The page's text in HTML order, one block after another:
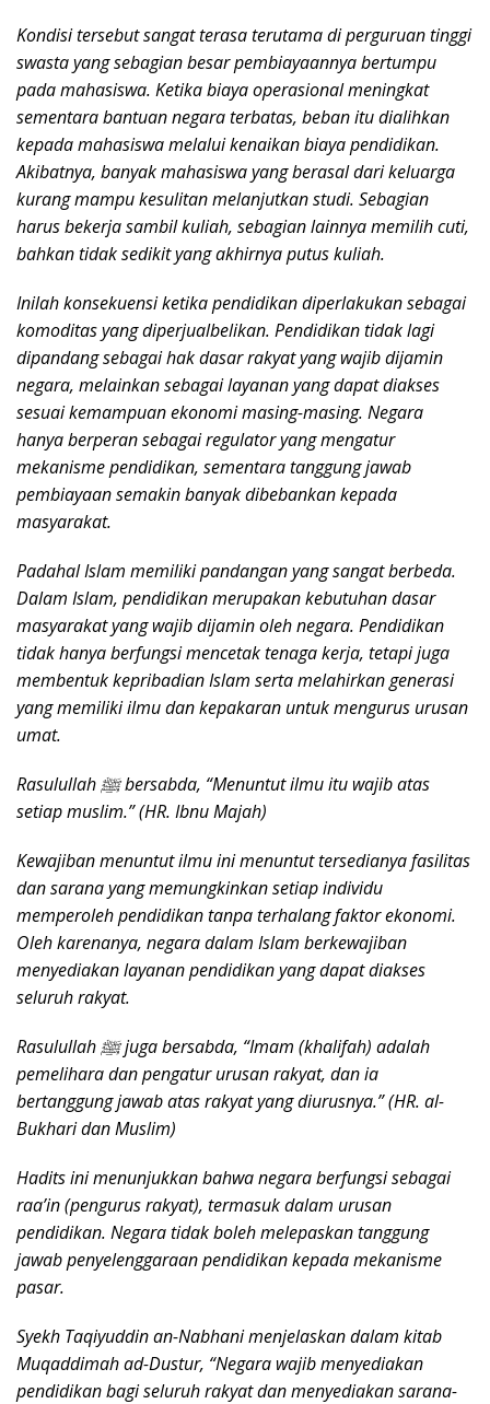
Kondisi tersebut sangat terasa terutama di perguruan tinggi
swasta yang sebagian besar pembiayaannya bertumpu
pada mahasiswa. Ketika biaya operasional meningkat
sementara bantuan negara terbatas, beban itu dialihkan
kepada mahasiswa melalui kenaikan biaya pendidikan.
Akibatnya, banyak mahasiswa yang berasal dari keluarga
kurang mampu kesulitan melanjutkan studi. Sebagian
harus bekerja sambil kuliah, sebagian lainnya memilih cuti,
bahkan tidak sedikit yang akhirnya putus kuliah.
Inilah konsekuensi ketika pendidikan diperlakukan sebagai
komoditas yang diperjualbelikan. Pendidikan tidak lagi
dipandang sebagai hak dasar rakyat yang wajib dijamin
negara, melainkan sebagai layanan yang dapat diakses
sesuai kemampuan ekonomi masing-masing. Negara
hanya berperan sebagai regulator yang mengatur
mekanisme pendidikan, sementara tanggung jawab
pembiayaan semakin banyak dibebankan kepada
masyarakat.
Padahal Islam memiliki pandangan yang sangat berbeda.
Dalam Islam, pendidikan merupakan kebutuhan dasar
masyarakat yang wajib dijamin oleh negara. Pendidikan
tidak hanya berfungsi mencetak tenaga kerja, tetapi juga
membentuk kepribadian Islam serta melahirkan generasi
yang memiliki ilmu dan kepakaran untuk mengurus urusan
umat.
Rasulullah ﷺ bersabda, “Menuntut ilmu itu wajib atas
setiap muslim.” (HR. Ibnu Majah)
Kewajiban menuntut ilmu ini menuntut tersedianya fasilitas
dan sarana yang memungkinkan setiap individu
memperoleh pendidikan tanpa terhalang faktor ekonomi.
Oleh karenanya, negara dalam Islam berkewajiban
menyediakan layanan pendidikan yang dapat diakses
seluruh rakyat.
Rasulullah ﷺ juga bersabda, “Imam (khalifah) adalah
pemelihara dan pengatur urusan rakyat, dan ia
bertanggung jawab atas rakyat yang diurusnya.” (HR. al-
Bukhari dan Muslim)
Hadits ini menunjukkan bahwa negara berfungsi sebagai
raa’in (pengurus rakyat), termasuk dalam urusan
pendidikan. Negara tidak boleh melepaskan tanggung
jawab penyelenggaraan pendidikan kepada mekanisme
pasar.
Syekh Taqiyuddin an-Nabhani menjelaskan dalam kitab
Muqaddimah ad-Dustur, “Negara wajib menyediakan
pendidikan bagi seluruh rakyat dan menyediakan sarana-